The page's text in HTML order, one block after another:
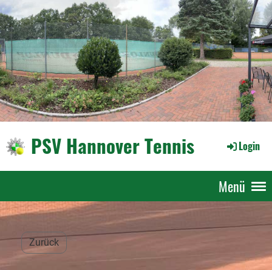
PSV Hannover Tennis Login
Menü
Zurück